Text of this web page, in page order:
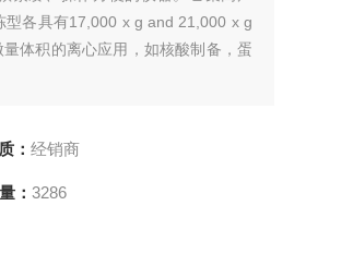
各具有17,000 x g and 21,000 x g
体积的离心应用，如核酸制备，蛋
： 经销商
： 3286